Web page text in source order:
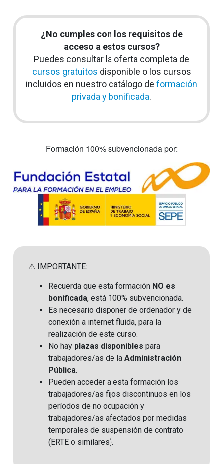
¿No cumples con los requisitos de
acceso a estos cursos?
Puedes consultar la oferta completa de
cursos gratuitos disponible o los cursos
incluidos en nuestro catálogo de formación
privada y bonificada.
Formación 100% subvencionada por:
⚠ IMPORTANTE:
Recuerda que esta formación NO es
bonificada, está 100% subvencionada.
Es necesario disponer de ordenador y de
conexión a internet fluida, para la
realización de este curso.
No hay plazas disponibles para
trabajadores/as de la Administración
Pública.
Pueden acceder a esta formación los
trabajadores/as fijos discontinuos en los
períodos de no ocupación y
trabajadores/as afectados por medidas
temporales de suspensión de contrato
(ERTE o similares).